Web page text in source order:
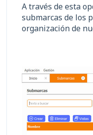
A través de esta
submarcas de los
organización de